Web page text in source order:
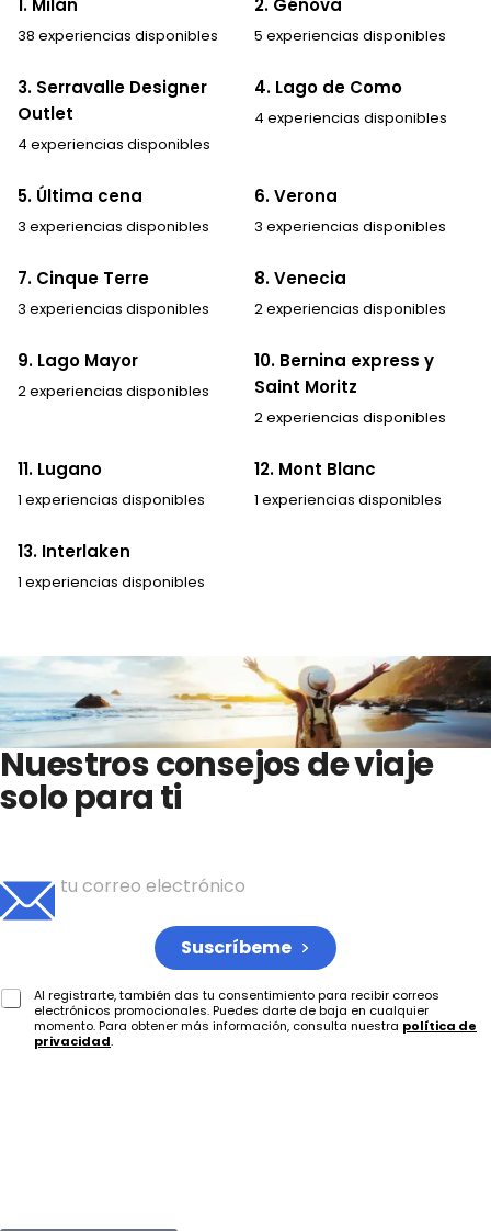
38 experiencias disponibles 5 experiencias disponibles
3. Serravalle Designer
Outlet
4 experiencias disponibles
4. Lago de Como
4 experiencias disponibles
5. Última cena
3 experiencias disponibles
6. Verona
3 experiencias disponibles
7. Cinque Terre
3 experiencias disponibles
8. Venecia
2 experiencias disponibles
9. Lago Mayor
2 experiencias disponibles
10. Bernina express y
Saint Moritz
2 experiencias disponibles
11. Lugano
1 experiencias disponibles
12. Mont Blanc
1 experiencias disponibles
13. Interlaken
1 experiencias disponibles
Nuestros consejos de viaje
solo para ti
Inscríbete para recibir tu dosis semanal de ideas de
Al registrarte, también das tu consentimiento para recibir correos
electrónicos promocionales. Puedes darte de baja en cualquier
momento. Para obtener más información, consulta nuestra política de
privacidad.
Suscríbeme